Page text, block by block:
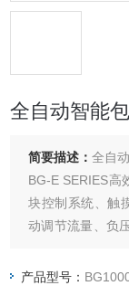
全自动智能
简要描述：全自
BG-E SERIES高
块控制系统、触
动调节流量、负
数生产不同批次
产品型号：